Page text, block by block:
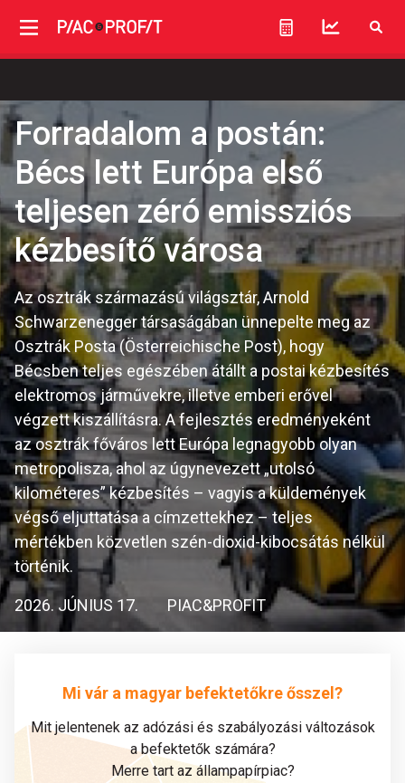
Forradalom a postán:
Bécs lett Európa első
teljesen zéró emissziós
kézbesítő városa
Az osztrák származású világsztár, Arnold
Schwarzenegger társaságában ünnepelte meg az
Osztrák Posta (Österreichische Post), hogy
Bécsben teljes egészében átállt a postai kézbesítés
elektromos járművekre, illetve emberi erővel
végzett kiszállításra. A fejlesztés eredményeként
az osztrák főváros lett Európa legnagyobb olyan
metropolisza, ahol az úgynevezett „utolsó
kilométeres” kézbesítés – vagyis a küldemények
végső eljuttatása a címzettekhez – teljes
mértékben közvetlen szén-dioxid-kibocsátás nélkül
történik.
2026. JÚNIUS 17. PIAC&PROFIT
Mi vár a magyar befektetőkre ősszel?
Mit jelentenek az adózási és szabályozási változások
a befektetők számára?
Merre tart az állampapírpiac?